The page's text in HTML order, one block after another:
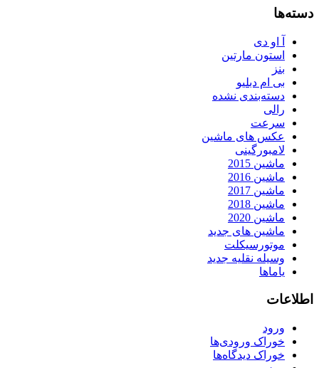
دسته‌ها
آ او دی
استون مارتین
بنز
بی ام دبلیو
دسته‌بندی نشده
رالی
سرعت
عکس های ماشین
لامبورگینی
ماشین 2015
ماشین 2016
ماشین 2017
ماشین 2018
ماشین 2020
ماشین های جدید
موتورسیکلت
وسیله نقلیه جدید
یاماها
اطلاعات
ورود
خوراک ورودی‌ها
خوراک دیدگاه‌ها